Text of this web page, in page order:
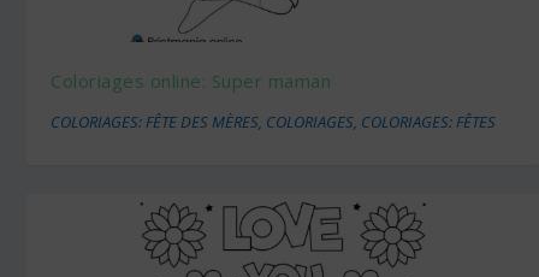
Coloriages online: Super maman
COLORIAGES: FÊTE DES MÈRES, COLORIAGES, COLORIAGES: FÊTES